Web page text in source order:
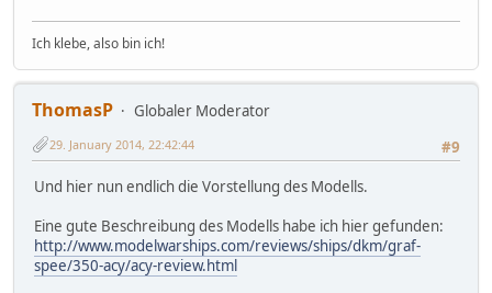
Ich klebe, also bin ich!
ThomasP
Globaler Moderator
#9
29. January 2014, 22:42:44
Und hier nun endlich die Vorstellung des Modells.
Eine gute Beschreibung des Modells habe ich hier gefunden:
http://www.modelwarships.com/reviews/ships/dkm/graf-
spee/350-acy/acy-review.html